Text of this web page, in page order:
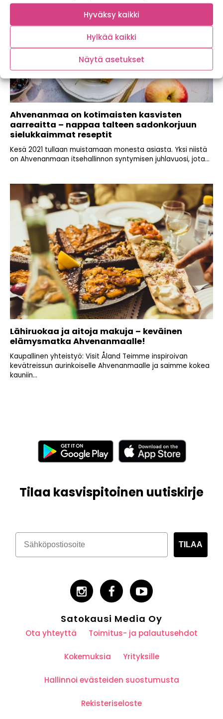
Hyväksy kaikki
Hylkää kaikki
Näytä asetukset
Ahvenanmaa on kotimaisten kasvisten
aarreaitta – nappaa talteen sadonkorjuun
sielukkaimmat reseptit
Kesä 2021 tullaan muistamaan monesta asiasta. Yksi niistä
on Ahvenanmaan itsehallinnon syntymisen juhlavuosi, jota...
Lähiruokaa ja aitoja makuja – keväinen
elämysmatka Ahvenanmaalle!
Kaupallinen yhteistyö: Visit Åland Teimme inspiroivan
kevätreissun aurinkoiselle Ahvenanmaalle ja saimme kokea
kauniin...
Tilaa kasvispitoinen uutiskirje
TILAA
Satokausi Media Oy
Ota yhteyttä Toimitus- ja palautusehdot
Kokemuksia Yrityksille
Hallinnoi evästeiden suostumusta
Rekisteriseloste